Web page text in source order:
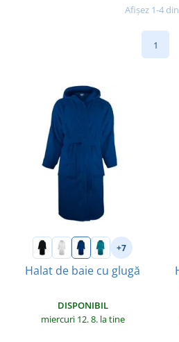
Afișez 1-4
1
+7
Halat de baie cu glugă
DISPONIBIL
miercuri 12. 8. la tine